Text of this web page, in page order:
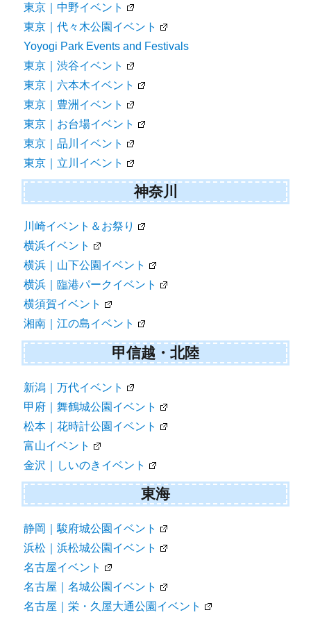
東京｜中野イベント
東京｜代々木公園イベント
Yoyogi Park Events and Festivals
東京｜渋谷イベント
東京｜六本木イベント
東京｜豊洲イベント
東京｜お台場イベント
東京｜品川イベント
東京｜立川イベント
神奈川
川崎イベント＆お祭り
横浜イベント
横浜｜山下公園イベント
横浜｜臨港パークイベント
横須賀イベント
湘南｜江の島イベント
甲信越・北陸
新潟｜万代イベント
甲府｜舞鶴城公園イベント
松本｜花時計公園イベント
富山イベント
金沢｜しいのきイベント
東海
静岡｜駿府城公園イベント
浜松｜浜松城公園イベント
名古屋イベント
名古屋｜名城公園イベント
名古屋｜栄・久屋大通公園イベント